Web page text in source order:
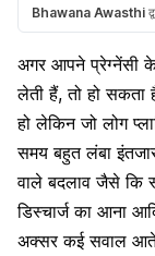
Bhawana Awasthi
अगर आपने प्रेग्नेंसी
लेती हैं, तो हो सकता
हो लेकिन जो लोग
समय बहुत लंबा
वाले बदलाव जैसे कि
डिस्चार्ज का आना
अक्सर कई सवाल आते